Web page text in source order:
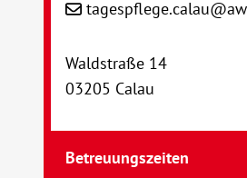
Waldstraße 14
03205 Calau
Betreuungszeiten